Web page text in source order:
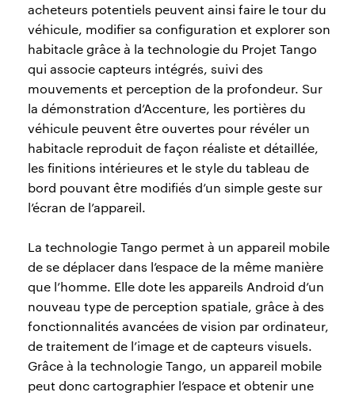
acheteurs potentiels peuvent ainsi faire le tour du
véhicule, modifier sa configuration et explorer son
habitacle grâce à la technologie du Projet Tango
qui associe capteurs intégrés, suivi des
mouvements et perception de la profondeur. Sur
la démonstration d’Accenture, les portières du
véhicule peuvent être ouvertes pour révéler un
habitacle reproduit de façon réaliste et détaillée,
les finitions intérieures et le style du tableau de
bord pouvant être modifiés d’un simple geste sur
l’écran de l’appareil.
La technologie Tango permet à un appareil mobile
de se déplacer dans l’espace de la même manière
que l’homme. Elle dote les appareils Android d’un
nouveau type de perception spatiale, grâce à des
fonctionnalités avancées de vision par ordinateur,
de traitement de l’image et de capteurs visuels.
Grâce à la technologie Tango, un appareil mobile
peut donc cartographier l’espace et obtenir une